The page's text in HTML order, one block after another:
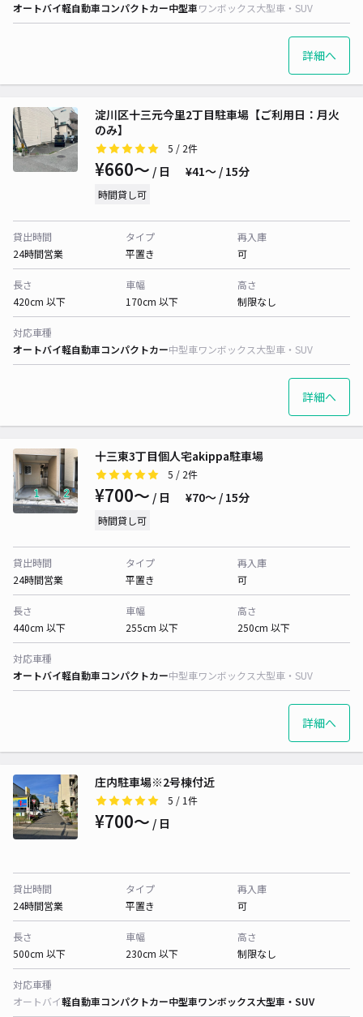
オートバイ軽自動車コンパクトカー中型車ワンボックス大型車・SUV
詳細へ
淀川区十三元今里2丁目駐車場【ご利用日：月火
のみ】
5 / 2件
¥660〜 / 日 ¥41〜 / 15分
時間貸し可
貸出時間
24時間営業
タイプ
平置き
再入庫
可
長さ
420cm 以下
車幅
170cm 以下
高さ
制限なし
対応車種
オートバイ軽自動車コンパクトカー中型車ワンボックス大型車・SUV
詳細へ
十三東3丁目個人宅akippa駐車場
5 / 2件
¥700〜 / 日 ¥70〜 / 15分
時間貸し可
貸出時間
24時間営業
タイプ
平置き
再入庫
可
長さ
440cm 以下
車幅
255cm 以下
高さ
250cm 以下
対応車種
オートバイ軽自動車コンパクトカー中型車ワンボックス大型車・SUV
詳細へ
庄内駐車場※2号棟付近
5 / 1件
¥700〜 / 日
貸出時間
24時間営業
タイプ
平置き
再入庫
可
長さ
500cm 以下
車幅
230cm 以下
高さ
制限なし
対応車種
オートバイ軽自動車コンパクトカー中型車ワンボックス大型車・SUV